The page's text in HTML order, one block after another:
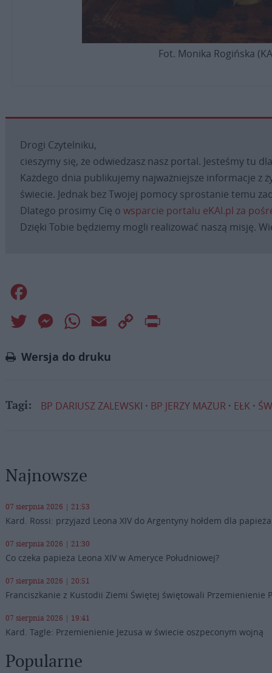
Fot. Monika Rogińska
Drogi Czytelniku,
cieszymy się, że odwiedzasz nasz portal. Jesteśmy tu
Każdego dnia publikujemy najważniejsze informacje z
świecie. Jednak bez Twojej pomocy sprostanie temu
Dlatego prosimy Cię o wsparcie portalu eKAI.pl za
Dzięki Tobie będziemy mogli realizować naszą misję.
Twitter MessengerWhatsApp
Email
Copy
Wersja do druku
Tagi: BP DARIUSZ ZALEWSKI BP JERZY MAZUR EŁK
Najnowsze
07 sierpnia 2026 | 21:53
Kard. Rossi: przyjazd Leona XIV do Argentyny hołdem dla
07 sierpnia 2026 | 21:30
Co czeka papieża Leona XIV w Ameryce Południowej?
07 sierpnia 2026 | 20:51
Franciszkanie z Kustodii Ziemi Świętej świętowali Przemienienie
07 sierpnia 2026 | 19:41
Kard. Tagle: Przemienienie Jezusa w świecie oszpeconym wojną
Popularne